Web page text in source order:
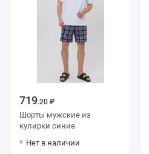
719.20 ₽
Шорты мужские из
кулирки синие
Нет в наличии